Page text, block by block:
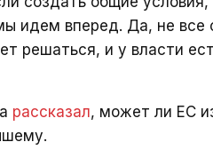
идем вперед. Да, не все
решаться, и у власти
рассказал, может ли ЕС